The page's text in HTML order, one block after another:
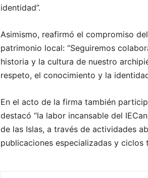
identidad”.
Asimismo, reafirmó el compromiso
patrimonio local: “Seguiremos
historia y la cultura de nuestro
respeto, el conocimiento y la
En el acto de la firma también
destacó “la labor incansable del
de las Islas, a través de actividades
publicaciones especializadas y ciclos